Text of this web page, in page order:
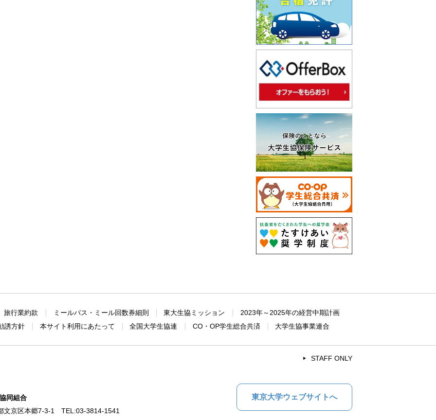
旅行業約款 ミールパス・ミール回数券細則 東大生協ミッション
2023年～2025年の経営中期計画
誘方針 本サイト利用にあたって 全国大学生協連 CO・OP学生総合共済 大学生協事業連合
STAFF ONLY
同組合
文京区本郷7-3-1 TEL:03-3814-1541
東京大学ウェブサイトへ